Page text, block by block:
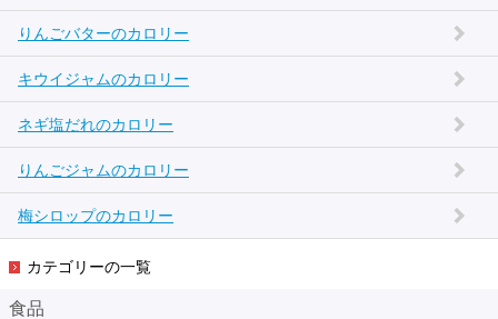
りんごバターのカロリー
キウイジャムのカロリー
ネギ塩だれのカロリー
りんごジャムのカロリー
梅シロップのカロリー
カテゴリーの一覧
食品